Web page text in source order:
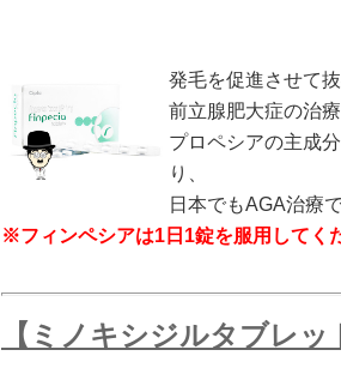
発毛を促進させて
前立腺肥大症の治
プロペシアの主成
り、
日本でもAGA治療
※フィンペシアは1日1錠を服用してく
【ミノキシジルタブレ